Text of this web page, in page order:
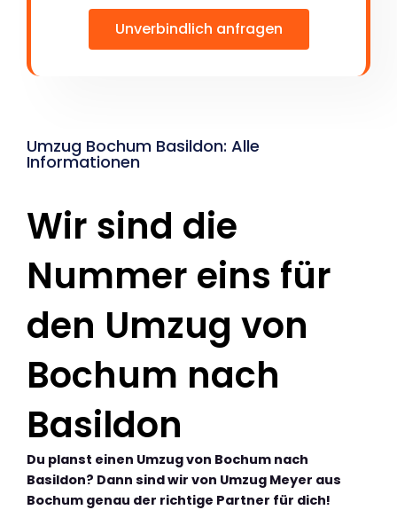
Unverbindlich anfragen
Umzug Bochum Basildon: Alle
Informationen
Wir sind die
Nummer eins für
den Umzug von
Bochum nach
Basildon
Du planst einen Umzug von Bochum nach
Basildon? Dann sind wir von Umzug Meyer aus
Bochum genau der richtige Partner für dich!